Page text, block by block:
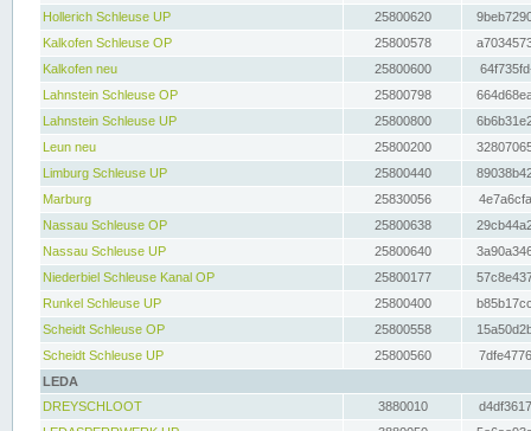
Hollerich Schleuse UP
25800620
Kalkofen Schleuse OP
25800578
Kalkofen neu
25800600
Lahnstein Schleuse OP
25800798
Lahnstein Schleuse UP
25800800
Leun neu
25800200
Limburg Schleuse UP
25800440
Marburg
25830056
Nassau Schleuse OP
25800638
Nassau Schleuse UP
25800640
Niederbiel Schleuse Kanal OP
25800177
Runkel Schleuse UP
25800400
Scheidt Schleuse OP
25800558
Scheidt Schleuse UP
25800560
LEDA
DREYSCHLOOT
3880010